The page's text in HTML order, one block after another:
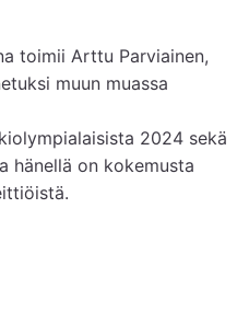
toimii Arttu Parviainen,
muun muassa
2024 sekä
hänellä on kokemusta